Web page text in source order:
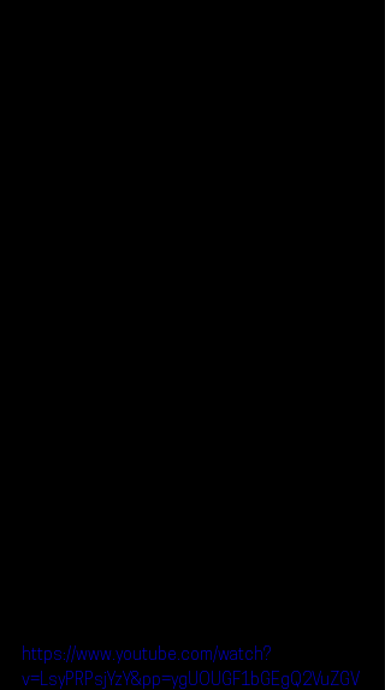
https://www.youtube.com/watch?
v=LsyPRPsjYzY&pp=ygUOUGF1bGEgQ2VuZGV